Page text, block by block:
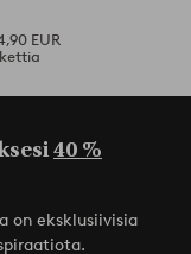
EUR
40 %
on eksklusiivisia